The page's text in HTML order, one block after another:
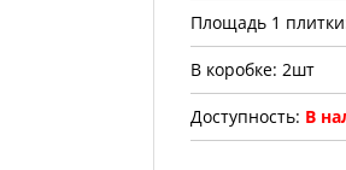
Площадь 1
В коробке: 2шт
Доступность: В